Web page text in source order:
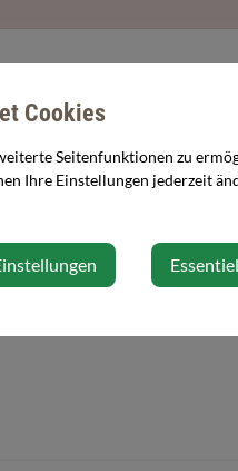
Cookies
Seitenfunktionen zu
Ihre Einstellungen jederzeit